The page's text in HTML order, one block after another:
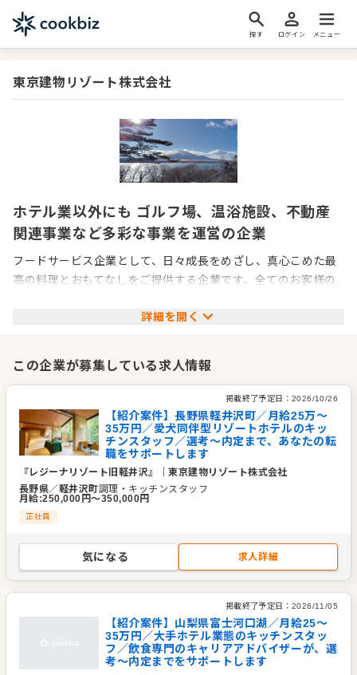
探す ログイン メニュー
東京建物リゾート株式会社
ホテル業以外にも ゴルフ場、温浴施設、不動産
関連事業など多彩な事業を運営の企業
フードサービス企業として、日々成長をめざし、真心こめた最
高の料理とおもてなしをご提供する企業です。全てのお客様の
なく、社員一丸となってお客様一人ひとりと向き合うことで最
変化の多い時代ですが、常に社会の一歩先を見据えたサービス
を心がけ、お客様の幸せはもちろん、スタッフの幸せ、社会の
幸せを考える企業でありたい。
これからも「食」の安全を第一に、オリジナリティあふれる事
業を展開していきたいと考えています。
企業情報
業種／業態
ホテル・旅館
2. ゴルフ運営業及びこれに関する業務
3. 温浴施設運営業及びこれに関する業務
4. 不動産関連事業：別荘分譲及びリゾートマンションの管
不動産仲介業務及び不動産の賃貸借業務
その他不動産に関する業務
代表者 代表取締役社長執行役員 加藤 久利
東京都中央区橋室町4丁目3番18号東京建物室町ビル9階
詳細を開く
この企業が募集している求人情報
掲載終了予定日： 2026/10/26
【紹介案件】長野県軽井沢町／月給25万～
35万円／愛犬同伴型リゾートホテルのキッ
チンスタッフ／選考～内定まで、あなたの転
職をサポートします
『レジーナリゾート旧軽井沢』 ｜東京建物リゾート株式会社
長野県／軽井沢町調理・キッチンスタッフ
月給:250,000 円〜350,000円
正社員
気になる 求人詳細
掲載終了予定日： 2026/11/05
【紹介案件】山梨県富士河口湖／月給25～
35万円／大手ホテル業態のキッチンスタッ
フ／飲食専門のキャリアアドバイザーが、選
考～内定までをサポートします